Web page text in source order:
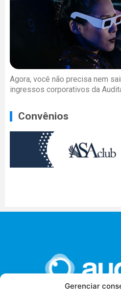
Gerenciar
Agora, você não precisa nem
ingressos corporativos da
Convênios